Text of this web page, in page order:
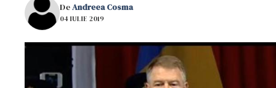
DeAndreea Cosma
04 IULIE 2019